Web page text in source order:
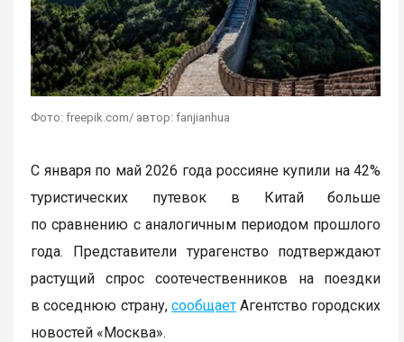
Фото: freepik.com/ автор: fanjianhua
С января по май 2026 года россияне купили на 42%
туристических путевок в Китай больше
по сравнению с аналогичным периодом прошлого
года. Представители турагенство подтверждают
растущий спрос соотечественников на поездки
в соседнюю страну, сообщаетАгентство городских
новостей «Москва».